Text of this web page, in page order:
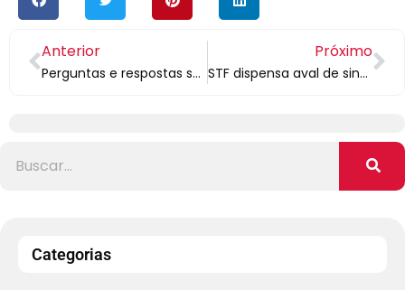
Anterior
Perguntas e respostas sobre flexibilização da CLT durante a pandemia do coronavírus
Próximo
STF dispensa aval de sindicatos a acordos trabalhistas durante pandemia
Categorias